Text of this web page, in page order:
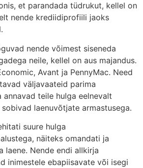
et parandada tüdrukut, kellel on
nende krediidiprofiili jaoks
nende võimest siseneda
neile, kellel on aus majandus.
Avant ja PennyMac. Need
väljavaateid parima
teile hulga eelnevalt
laenuvõtjate armastusega.
suure hulga
näiteks omandati ja
laene. Nende endi allkirja
inimestele ebapiisavate või isegi